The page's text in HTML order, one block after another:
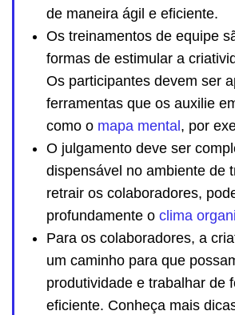
de maneira ágil e eficiente.
Os treinamentos de equipe
formas de estimular a
Os participantes devem ser
ferramentas que os auxilie
como o mapa mental, por
O julgamento deve ser
dispensável no ambiente de
retrair os colaboradores,
profundamente o clima
Para os colaboradores, a
um caminho para que
produtividade e trabalhar de
eficiente. Conheça mais